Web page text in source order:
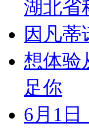
湖北省
因凡蒂
想体验
足你
6月1日